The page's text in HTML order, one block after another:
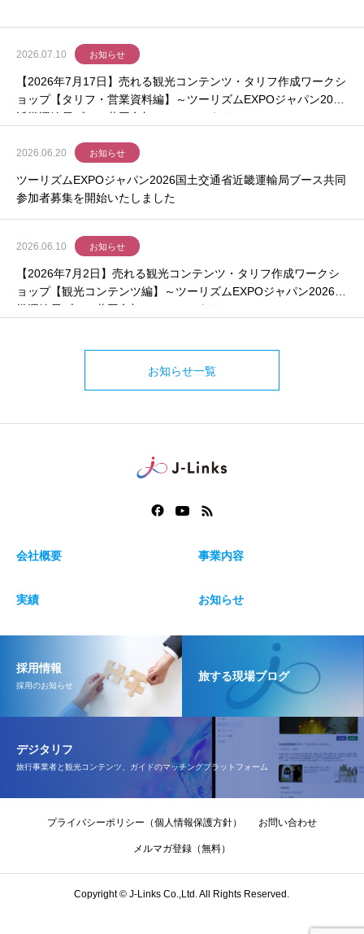
2026.07.10 お知らせ
【2026年7月17日】売れる観光コンテンツ・タリフ作成ワークシ
ョップ【タリフ・営業資料編】～ツーリズムEXPOジャパン2026
近畿運輸局ブース共同参加のチャンスあり～
2026.06.20 お知らせ
ツーリズムEXPOジャパン2026国土交通省近畿運輸局ブース共同
参加者募集を開始いたしました
2026.06.10 お知らせ
【2026年7月2日】売れる観光コンテンツ・タリフ作成ワークシ
ョップ【観光コンテンツ編】～ツーリズムEXPOジャパン2026近
畿運輸局ブース共同参加のチャンスあり～
お知らせ一覧
会社概要 事業内容
実績 お知らせ
採用情報
採用のお知らせ
旅する現場ブログ
デジタリフ
旅行事業者と観光コンテンツ、ガイドのマッチングプラットフォーム
プライバシーポリシー（個人情報保護方針） お問い合わせ
メルマガ登録（無料）
Copyright © J-Links Co.,Ltd. All Rights Reserved.